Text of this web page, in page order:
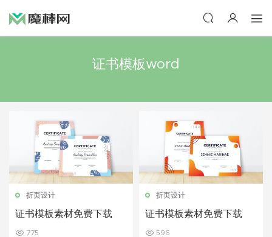
证书模板word
折页设计
证书模板素材免费下载
775
折页设计
证书模板素材免费下载
596